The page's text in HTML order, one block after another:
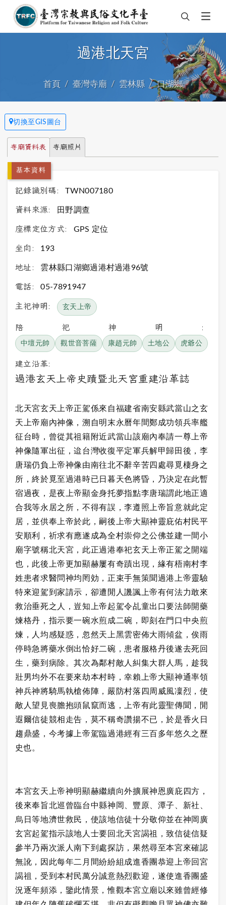
過港北天宮
首頁 臺灣寺廟 雲林縣 口湖鄉
切換至GIS圖台
寺廟資料表 寺廟照片
基本資料
記錄識別碼: TWN007180
資料來源: 田野調查
座標定位方式: GPS 定位
坐向: 193
地址: 雲林縣口湖鄉過港村過港96號
電話: 05-7891947
主祀神明: 玄天上帝
陪祀神明:
中壇元帥 觀世音菩薩 康趙元帥 土地公 虎爺公
建立沿革:
過港玄天上帝史蹟暨北天宮重建沿革誌
北天宮玄天上帝正駕係來自福建省南安縣武當山之玄
天上帝廟內神像，溯自明末永曆年間鄭成功領兵率艦
征台時，曾從其祖籍附近武當山該廟內奉請一尊上帝
神像隨軍出征，迨台灣收復平定軍兵解甲歸田後，李
唐瑞仍負上帝神像由南往北不辭辛苦四處尋覓棲身之
所，終於覓至過港時已日暮天色將昏，乃決定在此暫
宿過夜，是夜上帝顯金身托夢指點李唐瑞謂此地正適
合我等永居之所，不得有誤，李遵照上帝旨意就此定
居，並供奉上帝於此，嗣後上帝大顯神靈庇佑村民平
安順利，祈求有應遂成為全村崇仰之公佛並建一間小
廟字號稱北天宮，此正過港奉祀玄天上帝正駕之開端
也，此後上帝更加顯赫屢有奇蹟出現，緣有梧南村李
姓患者求醫問神均罔効，正束手無策聞過港上帝靈驗
特來迎駕到家請示，卻遭閒人譏諷上帝有何法力敢來
救治垂死之人，豈知上帝起駕令乩童出口要法師開藥
煉格丹，指示要一碗水煎成二碗，即刻在門口中央煎
煉，人均感疑惑，忽然天上黑雲密佈大雨傾盆，俟雨
停時急將藥水倒出恰好二碗，患者服格丹後遂去死回
生，藥到病除。其次為鄰村敵人糾集大群人馬，趁我
壯男均外不在要來劫本村時，幸賴上帝大顯神通率領
神兵神將騎馬執槍佈陣，嚴防村落四周威風凜烈，使
敵人望見喪膽抱頭鼠竄而逃，上帝有此靈聖傳聞，閒
遐爾信徒競相走告，莫不稱奇讚揚不已，於是香火日
趨鼎盛，今考據上帝駕臨過港經有三百多年悠久之歷
史也。
本宮玄天上帝神明顯赫繼續向外擴展神恩廣庇四方，
後來奉旨北巡曾臨台中縣神岡、豐原、潭子、新社、
烏日等地濟世救民，使該地信徒十分敬仰並在神岡廣
玄宮起駕指示該地人士要回北天宮謁祖，致信徒信疑
參半乃兩次派人南下到處探訪，果然尋至本宮來確認
無訛，因此每年二月間紛紛組成進香團恭迎上帝回宮
謁祖，受到本村民萬分誠意熱烈歡迎，遂使進香團盛
況逐年頻添，鑒此情景，惟觀本宮立廟以來雖曾經修